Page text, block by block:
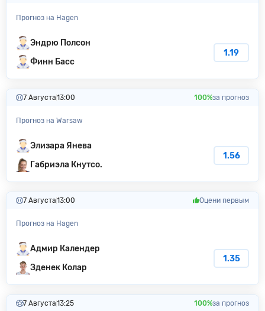
Прогноз на Hagen
Эндрю Полсон
Финн Басс
1.19
7 Августа13:00 100%за прогноз
Прогноз на Warsaw
Элизара Янева
Габриэла Кнутсо.
1.56
7 Августа13:00 Оцени первым
Прогноз на Hagen
Адмир Календер
Зденек Колар
1.35
7 Августа13:25 100%за прогноз